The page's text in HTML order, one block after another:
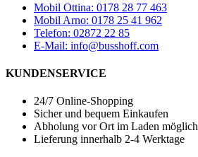
Mobil Ottina: 0178 28 77 463
Mobil Arno: 0178 25 41 962
Telefon: 02872 22 85
E-Mail: info@busshoff.com
KUNDENSERVICE
24/7 Online-Shopping
Sicher und bequem Einkaufen
Abholung vor Ort im Laden möglich
Lieferung innerhalb 2-4 Werktage